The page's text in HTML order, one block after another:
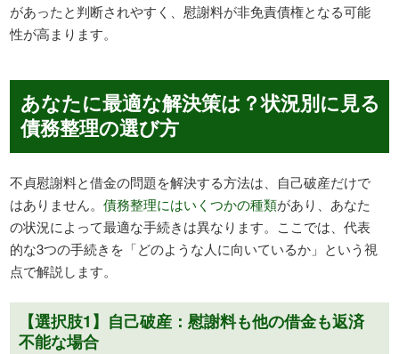
があったと判断されやすく、慰謝料が非免責債権となる可能
性が高まります。
あなたに最適な解決策は？状況別に見る
債務整理の選び方
不貞慰謝料と借金の問題を解決する方法は、自己破産だけで
はありません。債務整理にはいくつかの種類があり、あなた
の状況によって最適な手続きは異なります。ここでは、代表
的な3つの手続きを「どのような人に向いているか」という視
点で解説します。
【選択肢1】自己破産：慰謝料も他の借金も返済
不能な場合